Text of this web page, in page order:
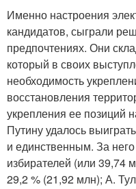
Именно настроения
кандидатов, сыграли
предпочтениях. Они
который в своих
необходимость
восстановления
укрепления ее позиций
Путину удалось
и единственным. За
избирателей (или 39,74
29,2 % (21,92 млн); А.